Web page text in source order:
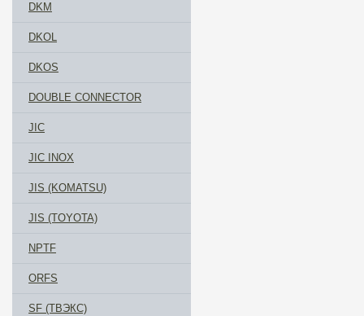
DKM
DKOL
DKOS
DOUBLE CONNECTOR
JIC
JIC INOX
JIS (KOMATSU)
JIS (TOYOTA)
NPTF
ORFS
SF (ТВЭКС)